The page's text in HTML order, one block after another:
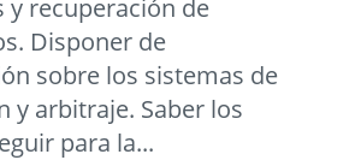
y recuperación de
Disponer de
sobre los sistemas de
y arbitraje. Saber los
para la...